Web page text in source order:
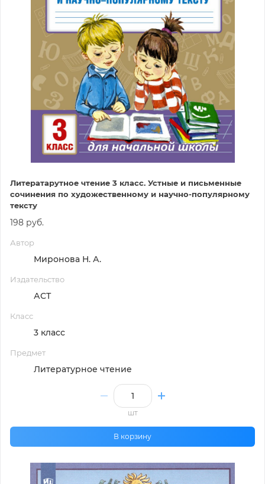
Литератарутное чтение 3 класс. Устные и письменные
сочинения по художественному и научно-популярному
тексту
198 руб.
Автор
Миронова Н. А.
Издательство
АСТ
Класс
3 класс
Предмет
Литературное чтение
шт
В корзину